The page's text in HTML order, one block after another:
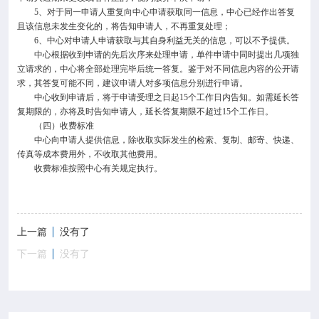
5、对于同一申请人重复向中心申请获取同一信息，中心已经作出答复
且该信息未发生变化的，将告知申请人，不再重复处理；
6、中心对申请人申请获取与其自身利益无关的信息，可以不予提供。
中心根据收到申请的先后次序来处理申请，单件申请中同时提出几项独
立请求的，中心将全部处理完毕后统一答复。鉴于对不同信息内容的公开请
求，其答复可能不同，建议申请人对多项信息分别进行申请。
中心收到申请后，将于申请受理之日起15个工作日内告知。如需延长答
复期限的，亦将及时告知申请人，延长答复期限不超过15个工作日。
（四）收费标准
中心向申请人提供信息，除收取实际发生的检索、复制、邮寄、快递、
传真等成本费用外，不收取其他费用。
收费标准按照中心有关规定执行。
上一篇
没有了
下一篇
没有了